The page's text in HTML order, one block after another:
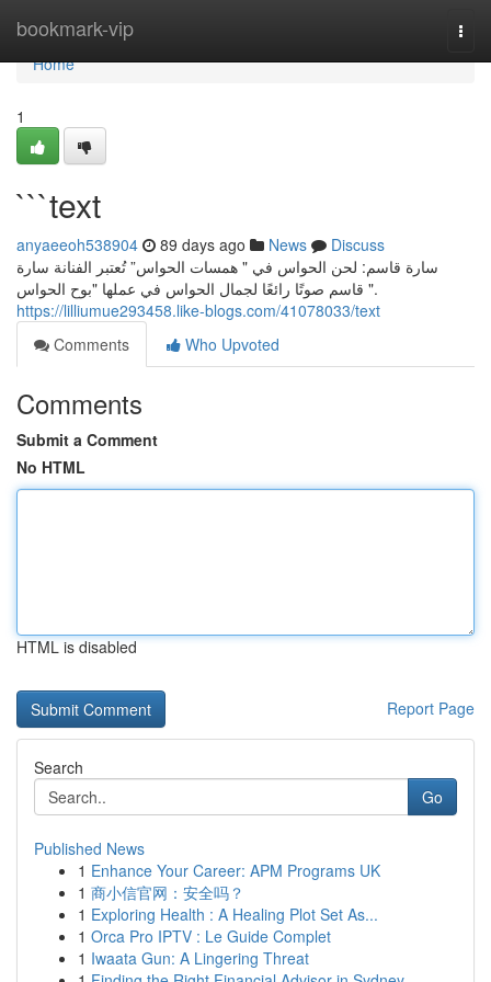
bookmark-vip
Home
Home
1
```text
anyaeeoh538904 89 days ago News
Discuss
سارة قاسم: لحن الحواس في " همسات الحواس” تُعتبر الفنانة سارة
قاسم صوتًا رائعًا لجمال الحواس في عملها "بوح الحواس ".
https://lilliumue293458.like-blogs.com/41078033/text
Comments
Who Upvoted
Comments
Submit a Comment
No HTML
HTML is disabled
Report Page
Search
Go
Published News
1 Enhance Your Career: APM Programs UK
1 商小信官网：安全吗？
1 Exploring Health : A Healing Plot Set As...
1 Orca Pro IPTV : Le Guide Complet
1 Iwaata Gun: A Lingering Threat